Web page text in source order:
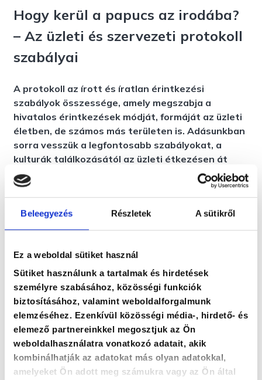
Beleegyezés Részletek A sütikről
Ez a weboldal sütiket használ
Sütiket használunk a tartalmak és hirdetések
személyre szabásához, közösségi funkciók
biztosításához, valamint weboldalforgalmunk
elemzéséhez. Ezenkívül közösségi média-, hirdető- és
elemező partnereinkkel megosztjuk az Ön
weboldalhasználatra vonatkozó adatait, akik
kombinálhatják az adatokat más olyan adatokkal,
amelyeket Ön adott meg számukra vagy az Ön által
Hogy kerül a papucs az irodába?
– Az üzleti és szervezeti protokoll
szabályai
A protokoll az írott és íratlan érintkezési
szabályok összessége, amely megszabja a
hivatalos érintkezések módját, formáját az üzleti
életben, de számos más területen is. Adásunkban
sorra vesszük a legfontosabb szabályokat, a
kulturák találkozásától az üzleti étkezésen át
egészen a női dilemmákig. Soós Andrea vendégei
Görög Ibolya protokollszakértő és Dr. Béres
Eszter a Mercedes-Benz Hungária Kft. HR
vezetője.